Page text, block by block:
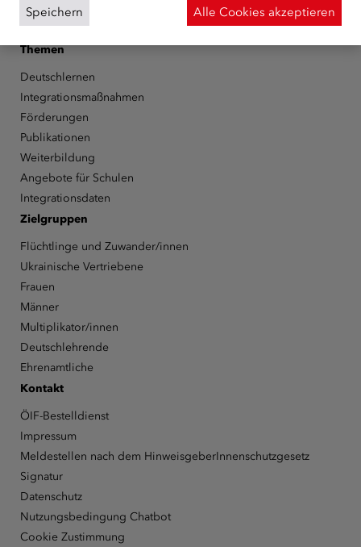
Karriere
ÖIF-Bestelldienst
Themen
Deutschlernen
Integrationsmaßnahmen
Förderungen
Publikationen
Weiterbildung
Angebote für Schulen
Integrationsdaten
Zielgruppen
Flüchtlinge und Zuwander/innen
Ukrainische Vertriebene
Frauen
Männer
Multiplikator/innen
Deutschlehrende
Ehrenamtliche
Kontakt
ÖIF-Bestelldienst
Impressum
Meldestellen nach dem HinweisgeberInnenschutzgesetz
Signatur
Datenschutz
Nutzungsbedingung Chatbot
Cookie Zustimmung
Speichern Alle Cookies akzeptieren